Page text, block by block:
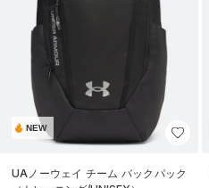
NEW
UAノーウェイ チーム バックパック